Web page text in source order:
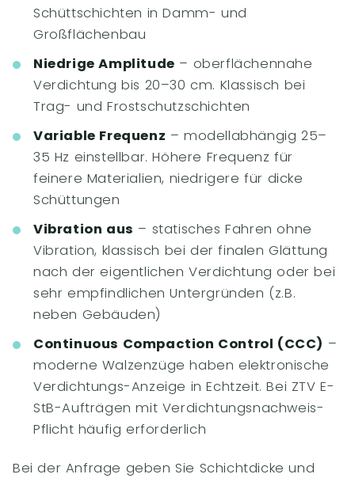
Schüttschichten in Damm- und
Großflächenbau
Niedrige Amplitude – oberflächennahe
Verdichtung bis 20–30 cm. Klassisch bei
Trag- und Frostschutzschichten
Variable Frequenz – modellabhängig 25–
35 Hz einstellbar. Höhere Frequenz für
feinere Materialien, niedrigere für dicke
Schüttungen
Vibration aus – statisches Fahren ohne
Vibration, klassisch bei der finalen Glättung
nach der eigentlichen Verdichtung oder bei
sehr empfindlichen Untergründen (z.B.
neben Gebäuden)
Continuous Compaction Control (CCC) –
moderne Walzenzüge haben elektronische
Verdichtungs-Anzeige in Echtzeit. Bei ZTV E-
StB-Aufträgen mit Verdichtungsnachweis-
Pflicht häufig erforderlich
Bei der Anfrage geben Sie Schichtdicke und